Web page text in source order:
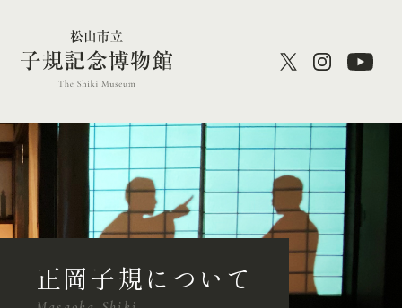
正岡子規について